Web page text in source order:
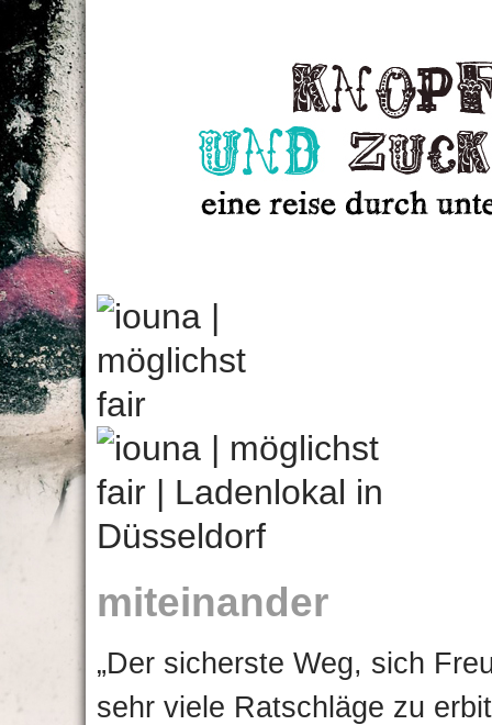
miteinander
„Der sicherste Weg, sich
sehr viele Ratschläge zu